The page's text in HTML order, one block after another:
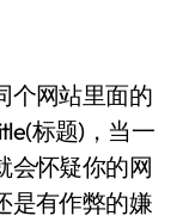
个网站里面的
标题)，当一
会怀疑你的网
是有作弊的嫌